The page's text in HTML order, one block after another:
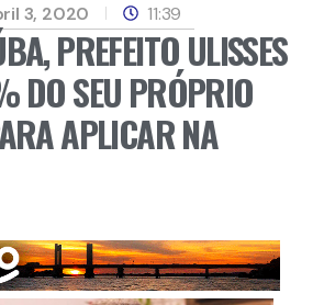
3, 2020 11:39
PREFEITO ULISSES
DO SEU PRÓPRIO
APLICAR NA